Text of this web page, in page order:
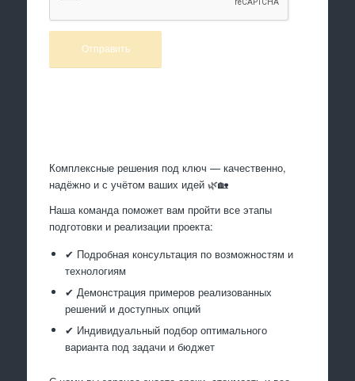
Комплексные решения под ключ — качественно,
надёжно и с учётом ваших идей 🌿🏡
Наша команда поможет вам пройти все этапы
подготовки и реализации проекта:
✔ Подробная консультация по возможностям и
технологиям
✔ Демонстрация примеров реализованных
решений и доступных опций
✔ Индивидуальный подбор оптимального
варианта под задачи и бюджет